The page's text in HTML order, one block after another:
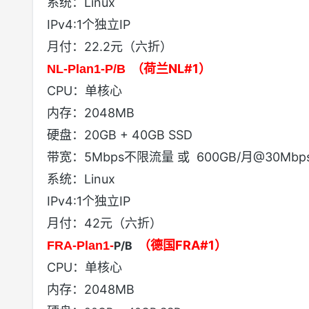
IPv4:1个独立IP
月付：22.2元（六折）
NL-Plan1-P/B （荷兰NL#1）
CPU：单核心
内存：2048MB
硬盘：20GB + 40GB SSD
带宽：5Mbps不限流量 或 600GB/月
系统：Linux
IPv4:1个独立IP
月付：42元（六折）
FRA-Plan1-P/B （德国FRA#1）
CPU：单核心
内存：2048MB